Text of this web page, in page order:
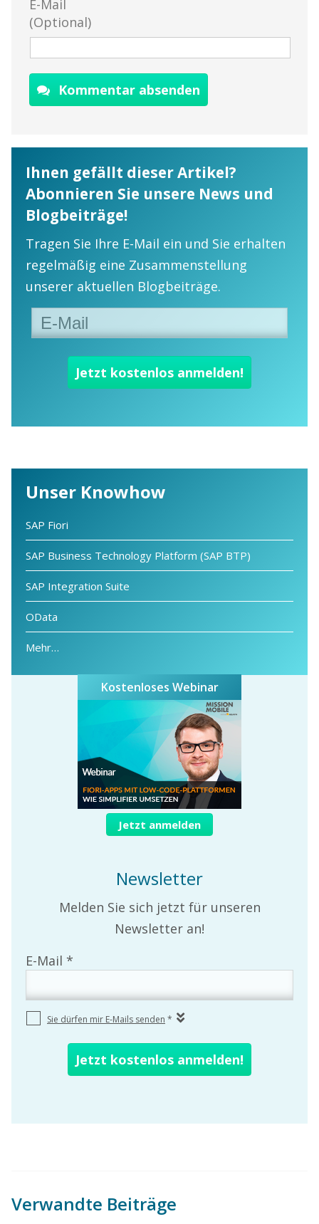
E-Mail
(Optional)
Kommentar absenden
Ihnen gefällt dieser Artikel?
Abonnieren Sie unsere News und
Blogbeiträge!
Tragen Sie Ihre E-Mail ein und Sie erhalten
regelmäßig eine Zusammenstellung
unserer aktuellen Blogbeiträge.
Unser Knowhow
SAP Fiori
SAP Business Technology Platform (SAP BTP)
SAP Integration Suite
OData
Mehr…
Kostenloses Webinar
Jetzt anmelden
Newsletter
Melden Sie sich jetzt für unseren
Newsletter an!
Verwandte Beiträge